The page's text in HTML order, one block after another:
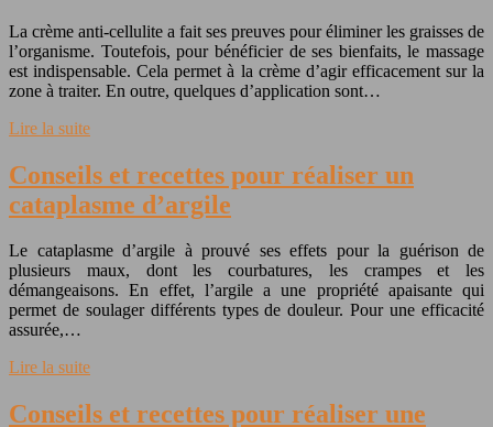
La crème anti-cellulite a fait ses preuves pour éliminer les graisses de
l’organisme. Toutefois, pour bénéficier de ses bienfaits, le massage
est indispensable. Cela permet à la crème d’agir efficacement sur la
zone à traiter. En outre, quelques d’application sont…
Lire la suite
Conseils et recettes pour réaliser un
cataplasme d’argile
Le cataplasme d’argile à prouvé ses effets pour la guérison de
plusieurs maux, dont les courbatures, les crampes et les
démangeaisons. En effet, l’argile a une propriété apaisante qui
permet de soulager différents types de douleur. Pour une efficacité
assurée,…
Lire la suite
Conseils et recettes pour réaliser une